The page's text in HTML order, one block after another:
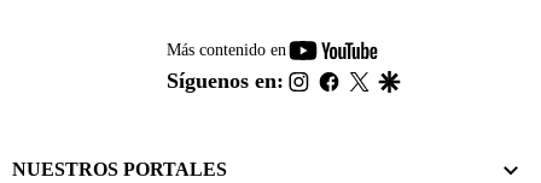
Más contenido en
youtube-
footer
Síguenos en: instagram
facebook
twitter
NUESTROS PORTALES